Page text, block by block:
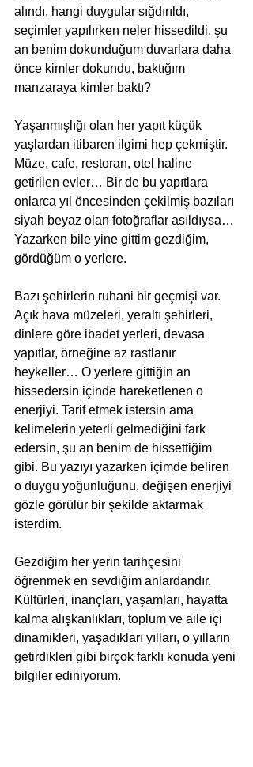
alındı, hangi duygular sığdırıldı,
seçimler yapılırken neler hissedildi, şu
an benim dokunduğum duvarlara daha
önce kimler dokundu, baktığım
manzaraya kimler baktı?
Yaşanmışlığı olan her yapıt küçük
yaşlardan itibaren ilgimi hep çekmiştir.
Müze, cafe, restoran, otel haline
getirilen evler… Bir de bu yapıtlara
onlarca yıl öncesinden çekilmiş bazıları
siyah beyaz olan fotoğraflar asıldıysa…
Yazarken bile yine gittim gezdiğim,
gördüğüm o yerlere.
Bazı şehirlerin ruhani bir geçmişi var.
Açık hava müzeleri, yeraltı şehirleri,
dinlere göre ibadet yerleri, devasa
yapıtlar, örneğine az rastlanır
heykeller… O yerlere gittiğin an
hissedersin içinde hareketlenen o
enerjiyi. Tarif etmek istersin ama
kelimelerin yeterli gelmediğini fark
edersin, şu an benim de hissettiğim
gibi. Bu yazıyı yazarken içimde beliren
o duygu yoğunluğunu, değişen enerjiyi
gözle görülür bir şekilde aktarmak
isterdim.
Gezdiğim her yerin tarihçesini
öğrenmek en sevdiğim anlardandır.
Kültürleri, inançları, yaşamları, hayatta
kalma alışkanlıkları, toplum ve aile içi
dinamikleri, yaşadıkları yılları, o yılların
getirdikleri gibi birçok farklı konuda yeni
bilgiler ediniyorum.